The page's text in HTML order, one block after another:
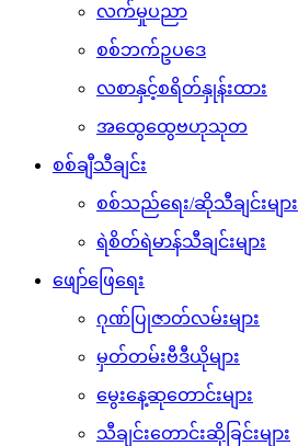
လက်မှုပညာ
စစ်ဘက်ဥပဒေ
လစာနှင့်စရိတ်နှုန်းထား
အထွေထွေဗဟုသုတ
စစ်ချီသီချင်း
စစ်သည်ရေး/ဆိုသီချင်းများ
ရဲစိတ်ရဲမာန်သီချင်းများ
ဖျော်ဖြေရေး
ဂုဏ်ပြုဇာတ်လမ်းများ
မှတ်တမ်းဗီဒီယိုများ
မွေးနေ့ဆုတောင်းများ
သီချင်းတောင်းဆိုခြင်းများ